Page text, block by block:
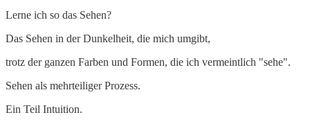
Lerne ich so das Sehen?
Das Sehen in der Dunkelheit, die mich umgibt,
trotz der ganzen Farben und Formen, die ich vermeintlich "sehe".
Sehen als mehrteiliger Prozess.
Ein Teil Intuition.